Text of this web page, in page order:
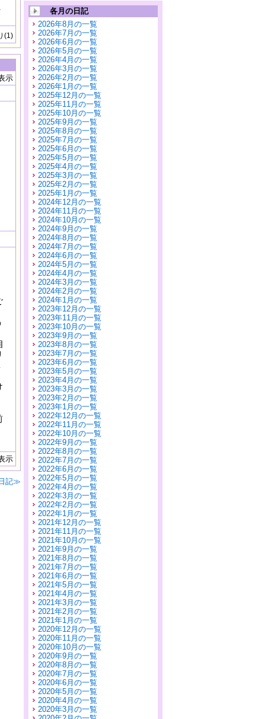
(1)
示
示
記≫
各月の日記
2026年8月の一覧
2026年7月の一覧
2026年6月の一覧
2026年5月の一覧
2026年4月の一覧
2026年3月の一覧
2026年2月の一覧
2026年1月の一覧
2025年12月の一覧
2025年11月の一覧
2025年10月の一覧
2025年9月の一覧
2025年8月の一覧
2025年7月の一覧
2025年6月の一覧
2025年5月の一覧
2025年4月の一覧
2025年3月の一覧
2025年2月の一覧
2025年1月の一覧
2024年12月の一覧
2024年11月の一覧
2024年10月の一覧
2024年9月の一覧
2024年8月の一覧
2024年7月の一覧
2024年6月の一覧
2024年5月の一覧
2024年4月の一覧
2024年3月の一覧
2024年2月の一覧
2024年1月の一覧
2023年12月の一覧
2023年11月の一覧
2023年10月の一覧
2023年9月の一覧
2023年8月の一覧
2023年7月の一覧
2023年6月の一覧
2023年5月の一覧
2023年4月の一覧
2023年3月の一覧
2023年2月の一覧
2023年1月の一覧
2022年12月の一覧
2022年11月の一覧
2022年10月の一覧
2022年9月の一覧
2022年8月の一覧
2022年7月の一覧
2022年6月の一覧
2022年5月の一覧
2022年4月の一覧
2022年3月の一覧
2022年2月の一覧
2022年1月の一覧
2021年12月の一覧
2021年11月の一覧
2021年10月の一覧
2021年9月の一覧
2021年8月の一覧
2021年7月の一覧
2021年6月の一覧
2021年5月の一覧
2021年4月の一覧
2021年3月の一覧
2021年2月の一覧
2021年1月の一覧
2020年12月の一覧
2020年11月の一覧
2020年10月の一覧
2020年9月の一覧
2020年8月の一覧
2020年7月の一覧
2020年6月の一覧
2020年5月の一覧
2020年4月の一覧
2020年3月の一覧